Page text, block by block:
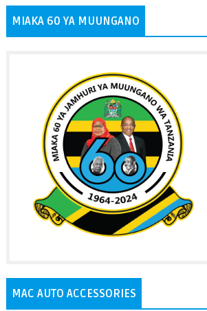
MIAKA 60 YA MUUNGANO
MAC AUTO ACCESSORIES